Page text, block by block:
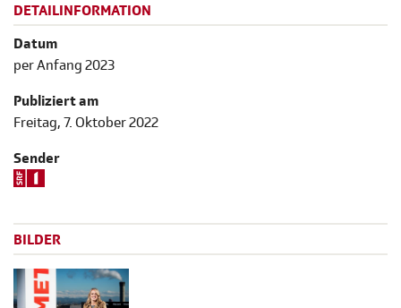
DETAILINFORMATION
Datum
per Anfang 2023
Publiziert am
Freitag, 7. Oktober 2022
Sender
BILDER